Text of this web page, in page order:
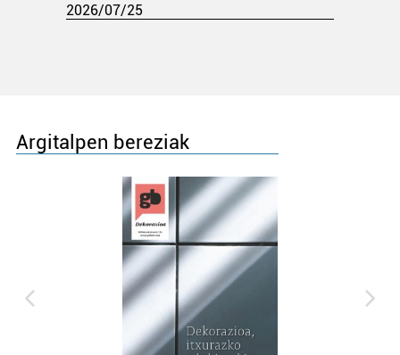
2026/07/25
Argitalpen bereziak